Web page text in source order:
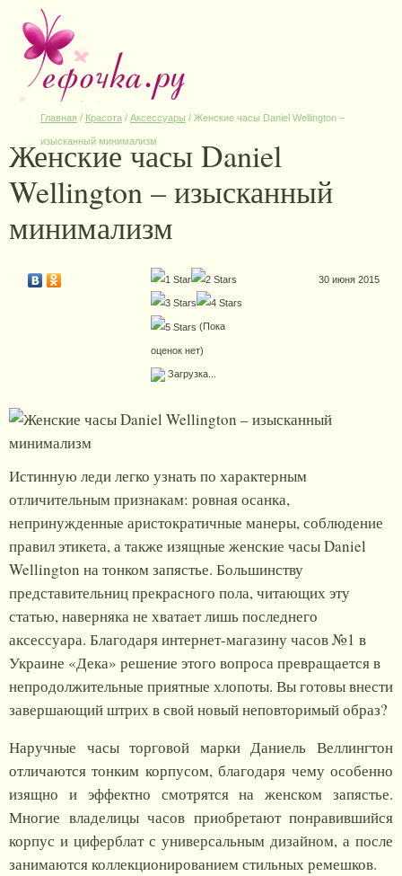
Главная / Красота / Аксессуары / Женские часы Daniel Wellington –
изысканный минимализм
Женские часы Daniel
Wellington – изысканный
минимализм
(Пока
оценок нет)
Загрузка...
30 июня 2015
Истинную леди легко узнать по характерным
отличительным признакам: ровная осанка,
непринужденные аристократичные манеры, соблюдение
правил этикета, а также изящные женские часы Daniel
Wellington на тонком запястье. Большинству
представительниц прекрасного пола, читающих эту
статью, наверняка не хватает лишь последнего
аксессуара. Благодаря интернет-магазину часов №1 в
Украине «Дека» решение этого вопроса превращается в
непродолжительные приятные хлопоты. Вы готовы внести
завершающий штрих в свой новый неповторимый образ?
Наручные часы торговой марки Даниель Веллингтон
отличаются тонким корпусом, благодаря чему особенно
изящно и эффектно смотрятся на женском запястье.
Многие владелицы часов приобретают понравившийся
корпус и циферблат с универсальным дизайном, а после
занимаются коллекционированием стильных ремешков.